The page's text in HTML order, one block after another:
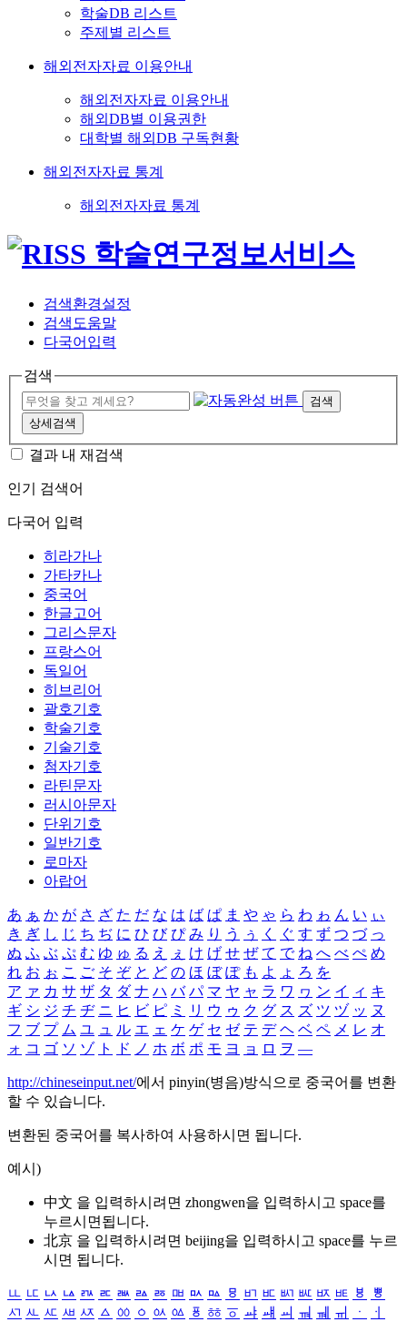
학술DB 리스트
주제별 리스트
해외전자자료 이용안내
해외전자자료 이용안내
해외DB별 이용권한
대학별 해외DB 구독현황
해외전자자료 통계
해외전자자료 통계
검색환경설정
검색도움말
다국어입력
검색
검색
상세검색
결과 내 재검색
인기 검색어
다국어 입력
히라가나
가타카나
중국어
한글고어
그리스문자
프랑스어
독일어
히브리어
괄호기호
학술기호
기술기호
첨자기호
라틴문자
러시아문자
단위기호
일반기호
로마자
아랍어
あ ぁ か が さ ざ た だ な は ば ぱ ま や ゃ ら わ ゎ ん い ぃ
き ぎ し じ ち ぢ に ひ び ぴ み り う ぅ く ぐ す ず つ づ っ
ぬ ふ ぶ ぷ む ゆ ゅ る え ぇ け げ せ ぜ て で ね へ べ ぺ め
れ お ぉ こ ご そ ぞ と ど の ほ ぼ ぽ も よ ょ ろ を
ア ァ カ サ ザ タ ダ ナ ハ バ パ マ ヤ ャ ラ ワ ヮ ン イ ィ キ
ギ シ ジ チ ヂ ニ ヒ ビ ピ ミ リ ウ ゥ ク グ ス ズ ツ ヅ ッ ヌ
フ ブ プ ム ユ ュ ル エ ェ ケ ゲ セ ゼ テ デ ヘ ベ ペ メ レ オ
ォ コ ゴ ソ ゾ ト ド ノ ホ ボ ポ モ ヨ ョ ロ ヲ ―
http://chineseinput.net/에서 pinyin(병음)방식으로 중국어를 변환
할 수 있습니다.
변환된 중국어를 복사하여 사용하시면 됩니다.
예시)
中文 을 입력하시려면 zhongwen을 입력하시고 space를
누르시면됩니다.
北京 을 입력하시려면 beijing을 입력하시고 space를 누르
시면 됩니다.
ㅥ ㅦ ㅧ ㅨ ㅩ ㅪ ㅫ ㅬ ㅭ ㅮ ㅯ ㅰ ㅱ ㅲ ㅳ ㅴ ㅵ ㅶ ㅷ ㅸ
ㅹ
ㅺ ㅻ ㅼ ㅽ ㅾ ㅿ ㆀ ㆁ ㆂ ㆃ ㆄ ㆅ ㆆ ㆇ ㆈ ㆉ ㆊ ㆋ ㆌ ㆍ
ㆎ